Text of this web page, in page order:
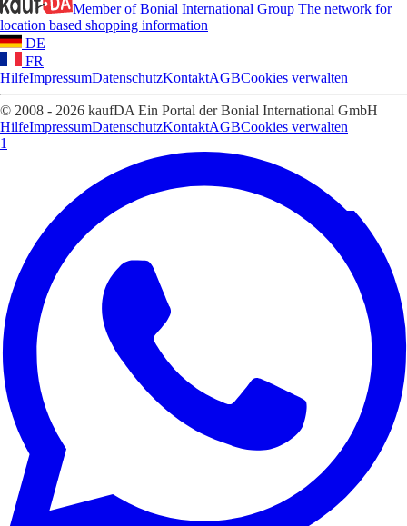
Member of Bonial International Group The network for
location based shopping information
DE
FR
HilfeImpressumDatenschutzKontaktAGBCookies verwalten
© 2008 - 2026 kaufDA Ein Portal der Bonial International GmbH
HilfeImpressumDatenschutzKontaktAGBCookies verwalten
1